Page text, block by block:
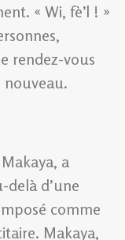
« Wi, fè’l ! »
rendez-vous
nouveau.
a
d’une
comme
Makaya,